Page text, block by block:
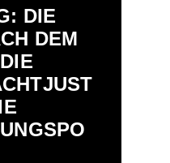
DIE
DEM